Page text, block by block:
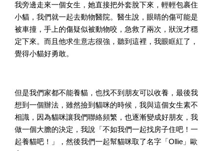
我旁邊走來一個女生，她直接把外套脫下來，輕輕包裹住
小貓，我們就一起去動物醫院。醫生說，眼睛的傷可能是
被車撞，手上的傷疑似被動物咬，急救了兩次，狀況才穩
定下來。而且他求生意志很強，聽到這裡，我眼眶紅了，
覺得小貓好勇敢。
但是我們家都不能養貓，也找不到朋友可以收養，最後我
想到一個辦法，雖然撿到貓咪的時候，我與這個女生素不
相識，因為貓咪讓我們聯絡頻繁，也逐漸變成好朋友，我
做一個大膽的決定，我說「不如我們一起找房子住吧！一
起養貓吧！」，然後我們一起幫貓咪取了名字「Ollie」歐